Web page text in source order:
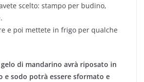
scelto: stampo per budino,
e poi mettete in frigo per qualche
di mandarino avrà riposato in
e sodo potrà essere sformato e